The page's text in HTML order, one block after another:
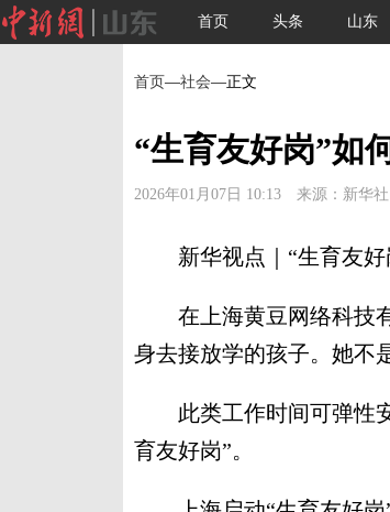
首页 头条 山东
首页—社会—正文
“生育友好岗”如
2026年01月07日 10:13 来源：新华社
新华视点｜“生育友好
在上海黄豆网络科技有
身去接放学的孩子。她不
此类工作时间可弹性安
育友好岗”。